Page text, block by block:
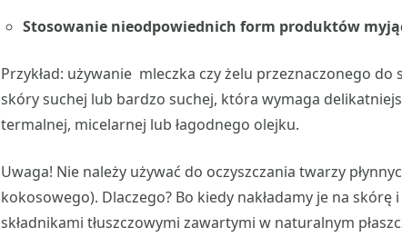
Stosowanie nieodpowiednich form produktów
Przykład: używanie mleczka czy żelu przeznaczonego
skóry suchej lub bardzo suchej, która wymaga
termalnej, micelarnej lub łagodnego olejku.
Uwaga! Nie należy używać do oczyszczania twarzy
kokosowego). Dlaczego? Bo kiedy nakładamy je na skórę
składnikami tłuszczowymi zawartymi w naturalnym